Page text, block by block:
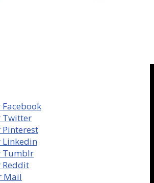
Twitter
Linkedin
Tumblr
Reddit
Mail